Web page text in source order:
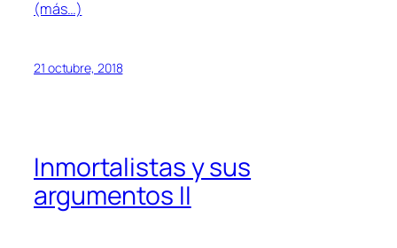
(más…)
21 octubre, 2018
Inmortalistas y sus
argumentos II